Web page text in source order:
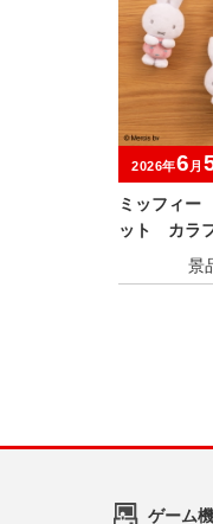
ミッフィー
ット カラ
2026年6 月
ゲーム